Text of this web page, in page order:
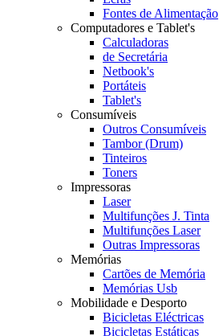
Fontes de Alimentação
Computadores e Tablet's
Calculadoras
de Secretária
Netbook's
Portáteis
Tablet's
Consumíveis
Outros Consumíveis
Tambor (Drum)
Tinteiros
Toners
Impressoras
Laser
Multifunções J. Tinta
Multifunções Laser
Outras Impressoras
Memórias
Cartões de Memória
Memórias Usb
Mobilidade e Desporto
Bicicletas Eléctricas
Bicicletas Estáticas